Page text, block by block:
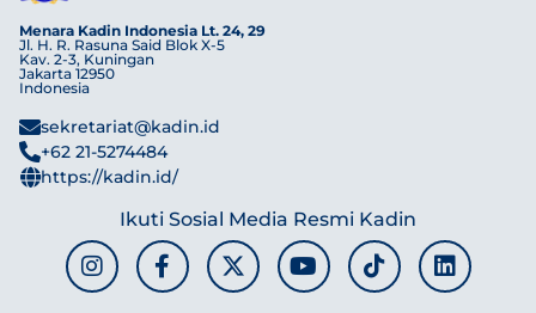
Menara Kadin Indonesia Lt. 24, 29
Jl. H. R. Rasuna Said Blok X-5
Kav. 2-3, Kuningan
Jakarta 12950
Indonesia
sekretariat@kadin.id
+62 21-5274484
https://kadin.id/
Ikuti Sosial Media Resmi Kadin